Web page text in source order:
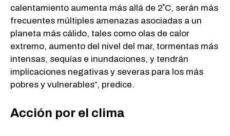
calentamiento aumenta más allá de 2˚C, serán más
frecuentes múltiples amenazas asociadas a un
planeta más cálido, tales como olas de calor
extremo, aumento del nivel del mar, tormentas más
intensas, sequías e inundaciones, y tendrán
implicaciones negativas y severas para los más
pobres y vulnerables”, predice.
Acción por el clima